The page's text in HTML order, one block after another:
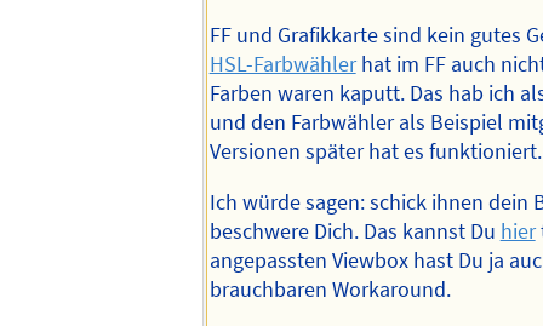
FF und Grafikkarte sind kein gutes
HSL-Farbwählerhat im FF auch
Farben waren kaputt. Das hab ich
und den Farbwähler als Beispiel
Versionen später hat es funktioniert.
Ich würde sagen: schick ihnen dein
beschwere Dich. Das kannst Du hier
angepassten Viewbox hast Du ja
brauchbaren Workaround.